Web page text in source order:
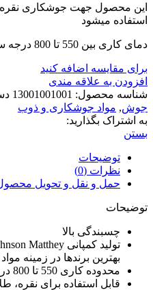
این محصول جهت جوشکاری نقره و
استفاده میشود
دمای کاری بین 550 تا 800 درجه سانتی گراد میباشد
برای مقایسه اضافه کنید
افزودن به علاقه مندی
شناسه محصول: 13001001001
جوش, مواد جوشکاری و ذوب
به اشتراک بگذارید:
بستن
توضیحات
نظرات (0)
حمل و نقل و تحویل
توضیحات
چسبندگی بالا
بهترین برندها در زمینه مواد
محدوده کاری 550 تا 800 درجه سانتی گراد
قابل استفاده برای نقره،